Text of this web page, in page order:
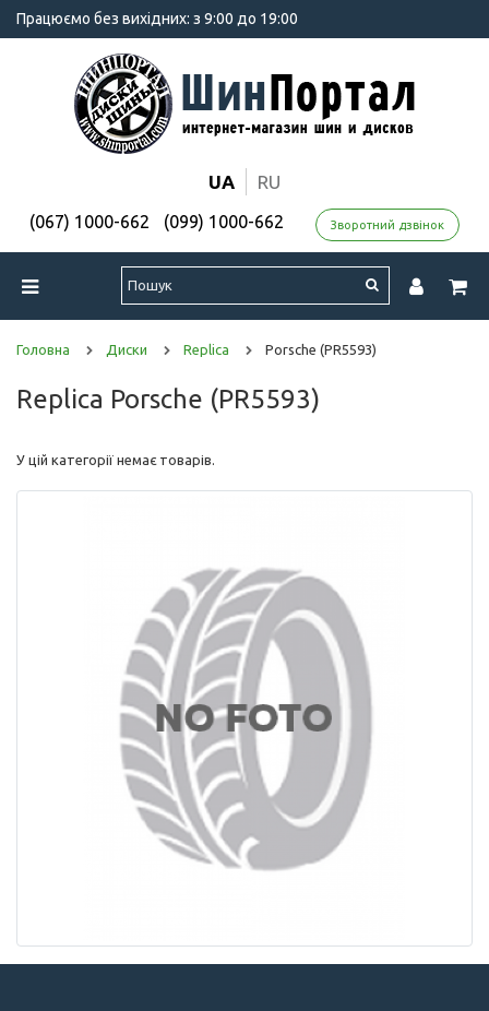
Працюємо без вихідних: з 9:00 до 19:00
UA RU
(067) 1000-662 (099) 1000-662 Зворотний дзвінок
Головна Диски Replica Porsche (PR5593)
Replica Porsche (PR5593)
У цій категорії немає товарів.